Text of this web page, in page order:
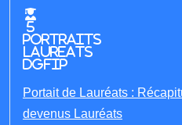
5
portraits
laureats
DGFIP
Portait de Lauréats :
devenus Lauréats